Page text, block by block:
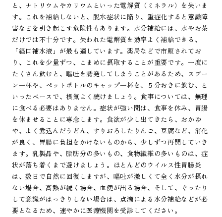
と、ナトリウムやカリウムといった電解質（ミネラル）を失いま
す。これを補給しないと、脱水症状に陥り、重症化すると意識障
害などを引き起こす危険性もあります。水分補給には、水やお茶
だけでは不十分です。失われた電解質を効率よく補給できる、
「経口補水液」が最も適しています。薬局などで市販されてお
り、これを少量ずつ、こまめに摂取することが重要です。一度に
たくさん飲むと、嘔吐を誘発してしまうことがあるため、スプー
ン一杯や、ペットボトルのキャップ一杯を、５分おきに飲む、と
いったペースで、根気よく続けましょう。食事については、無理
に食べる必要はありません。症状が強い間は、食事を休み、胃腸
を休ませることに専念します。食欲が少し出てきたら、おかゆ
や、よく煮込んだうどん、すりおろしたりんご、豆腐など、消化
が良く、胃腸に負担をかけないものから、少しずつ再開していき
ます。乳製品や、脂肪分の多いもの、食物繊維の多いものは、症
状が落ち着くまで避けましょう。ほとんどのウイルス性胃腸炎
は、数日で自然に回復しますが、嘔吐が激しくて全く水分が摂れ
ない場合、高熱が続く場合、血便が出る場合、そして、ぐったり
して意識がはっきりしない場合は、点滴による水分補給などが必
要となるため、速やかに医療機関を受診してください。